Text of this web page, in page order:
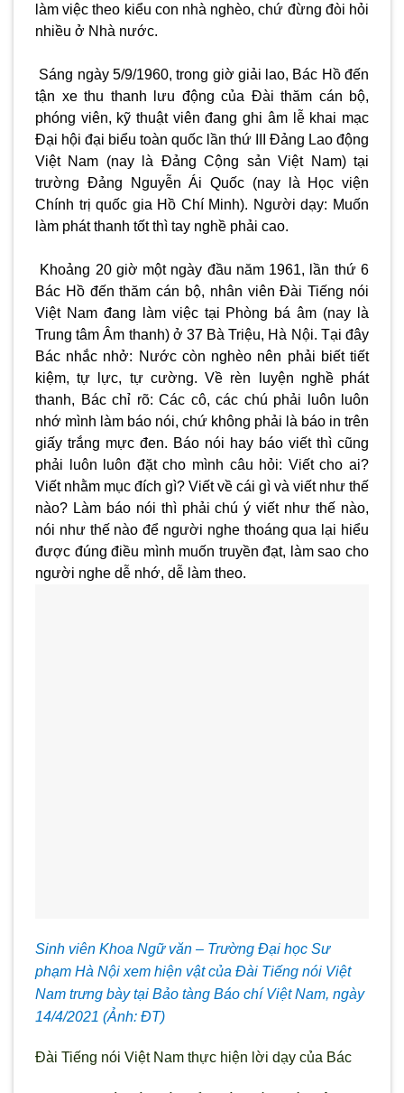
làm việc theo kiểu con nhà nghèo, chứ đừng đòi hỏi
nhiều ở Nhà nước.
Sáng ngày 5/9/1960, trong giờ giải lao, Bác Hồ đến
tận xe thu thanh lưu động của Đài thăm cán bộ,
phóng viên, kỹ thuật viên đang ghi âm lễ khai mạc
Đại hội đại biểu toàn quốc lần thứ III Đảng Lao động
Việt Nam (nay là Đảng Cộng sản Việt Nam) tại
trường Đảng Nguyễn Ái Quốc (nay là Học viện
Chính trị quốc gia Hồ Chí Minh). Người dạy: Muốn
làm phát thanh tốt thì tay nghề phải cao.
Khoảng 20 giờ một ngày đầu năm 1961, lần thứ 6
Bác Hồ đến thăm cán bộ, nhân viên Đài Tiếng nói
Việt Nam đang làm việc tại Phòng bá âm (nay là
Trung tâm Âm thanh) ở 37 Bà Triệu, Hà Nội. Tại đây
Bác nhắc nhở: Nước còn nghèo nên phải biết tiết
kiệm, tự lực, tự cường. Về rèn luyện nghề phát
thanh, Bác chỉ rõ: Các cô, các chú phải luôn luôn
nhớ mình làm báo nói, chứ không phải là báo in trên
giấy trắng mực đen. Báo nói hay báo viết thì cũng
phải luôn luôn đặt cho mình câu hỏi: Viết cho ai?
Viết nhằm mục đích gì? Viết về cái gì và viết như thế
nào? Làm báo nói thì phải chú ý viết như thế nào,
nói như thế nào để người nghe thoáng qua lại hiểu
được đúng điều mình muốn truyền đạt, làm sao cho
người nghe dễ nhớ, dễ làm theo.
Sinh viên Khoa Ngữ văn – Trường Đại học Sư
phạm Hà Nội xem hiện vật của Đài Tiếng nói Việt
Nam trưng bày tại Bảo tàng Báo chí Việt Nam, ngày
14/4/2021 (Ảnh: ĐT)
Đài Tiếng nói Việt Nam thực hiện lời dạy của Bác